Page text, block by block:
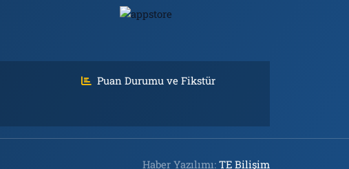
Puan Durumu ve Fikstür
Haber Yazılımı:TE Bilişim